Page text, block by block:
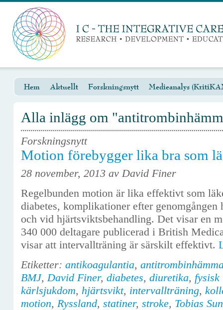
Hem Aktuellt Forskningsnytt Medieanalys
Alla inlägg om
Forskningsnytt
Motion förebygger lika bra som
28 november, 2013 av David Finer
Regelbunden motion är lika effektivt som
diabetes, komplikationer efter
och vid hjärtsviktsbehandling. Det visar en
340 000 deltagare publicerad i British
visar att intervallträning är särskilt effektivt.
Etiketter: antikoagulantia,
BMJ,David Finer, diabetes, diuretika,
kärlsjukdom, hjärtsvikt, intervallträning,
motion, Ryssland, statiner, stroke, Tobias